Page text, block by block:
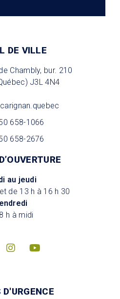
DE VILLE
Chambly, bur. 210
J3L 4N4
658-1066
658-2676
au jeudi
de 13 h à 16 h 30
h à midi